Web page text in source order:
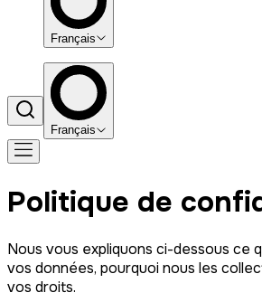
Français
Français
Politique de
Nous vous expliquons ci-dessous ce
vos données, pourquoi nous les
vos droits.